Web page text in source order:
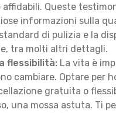
Queste
informazioni sulla
di pulizia e la
tra molti altri dettagli.
flessibilità: La vita è
cambiare. Optare per
gratuita o
una mossa astuta. Ti